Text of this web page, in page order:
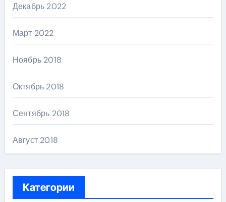
Декабрь 2022
Март 2022
Ноябрь 2018
Октябрь 2018
Сентябрь 2018
Август 2018
Категории